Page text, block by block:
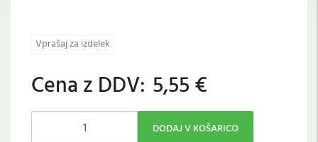
Vprašaj za izdelek
Cena z DDV: 5,55 €
DODAJ V KOŠARICO